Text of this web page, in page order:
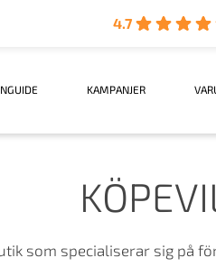
4.7
KAMPANJER
som specialiserar sig på